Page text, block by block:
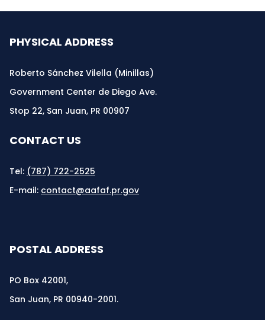
PHYSICAL ADDRESS
Roberto Sánchez Vilella (Minillas)
Government Center de Diego Ave.
Stop 22, San Juan, PR 00907
CONTACT US
Tel: (787) 722-2525
E-mail: contact@aafaf.pr.gov
POSTAL ADDRESS
PO Box 42001,
San Juan, PR 00940-2001.